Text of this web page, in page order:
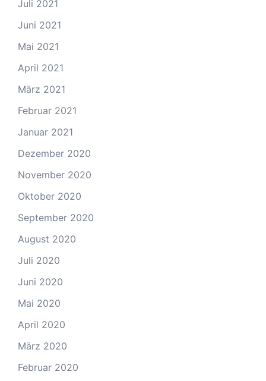
Juli 2021
Juni 2021
Mai 2021
April 2021
März 2021
Februar 2021
Januar 2021
Dezember 2020
November 2020
Oktober 2020
September 2020
August 2020
Juli 2020
Juni 2020
Mai 2020
April 2020
März 2020
Februar 2020